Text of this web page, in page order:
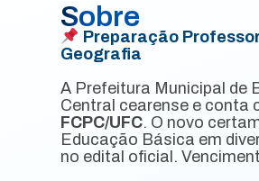
Sobre
Preparação
Geografia
A Prefeitura Municipal de
Central cearense e conta
FCPC/UFC. O novo
Educação Básica em
no edital oficial.